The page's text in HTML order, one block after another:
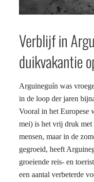
Verblijf in
duikvakantie
Arguineguín was
in de loop der jaren
Vooral in het Europese
mei) is het vrij druk
mensen, maar in de
gegroeid, heeft
groeiende reis- en
een aantal verbeterde